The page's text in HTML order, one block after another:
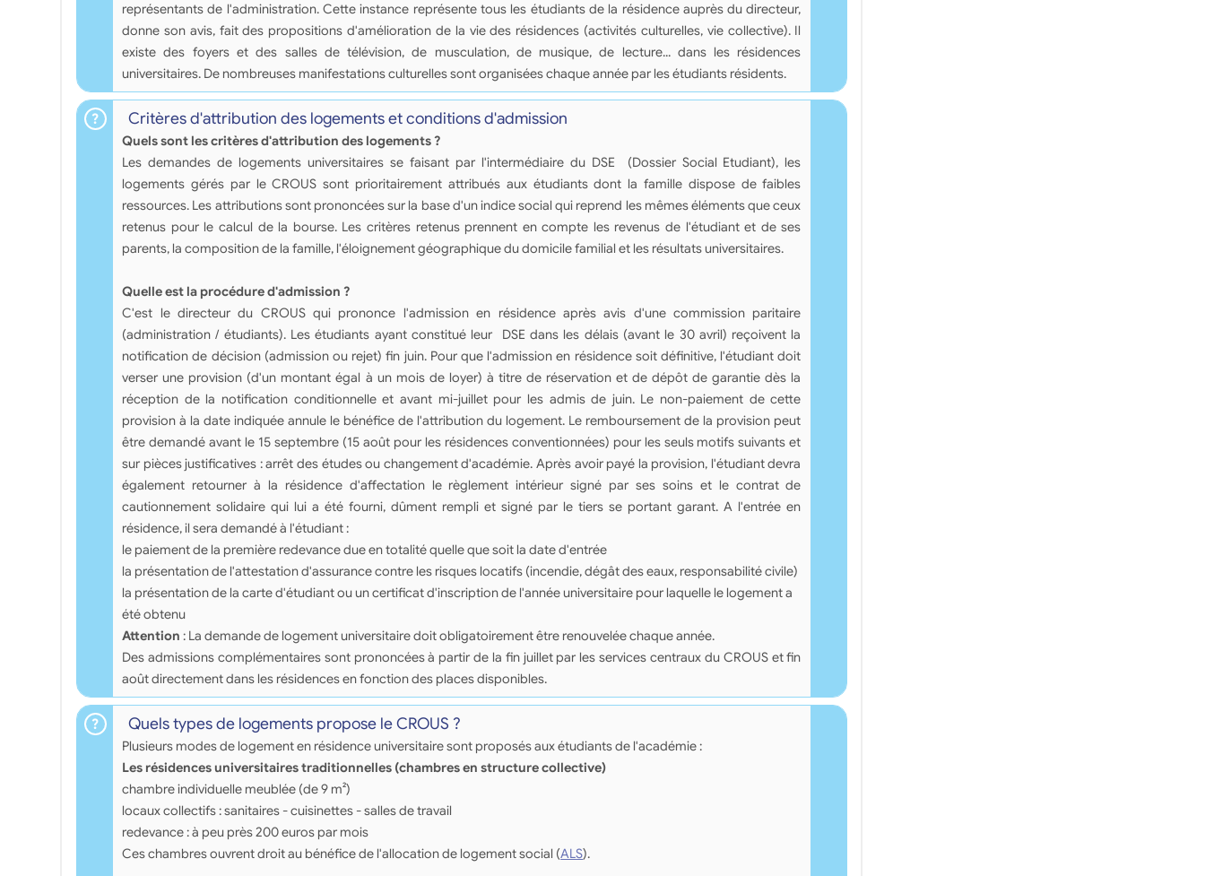
représentants de l'administration. Cette instance représente tous les étudiants de la résidence auprès du directeur,
donne son avis, fait des propositions d'amélioration de la vie des résidences (activités culturelles, vie collective). Il
existe des foyers et des salles de télévision, de musculation, de musique, de lecture... dans les résidences
universitaires. De nombreuses manifestations culturelles sont organisées chaque année par les étudiants résidents.
Critères d'attribution des logements et conditions d'admission
Quels sont les critères d'attribution des logements ?
Les demandes de logements universitaires se faisant par l'intermédiaire du DSE (Dossier Social Etudiant), les
logements gérés par le CROUS sont prioritairement attribués aux étudiants dont la famille dispose de faibles
ressources. Les attributions sont prononcées sur la base d'un indice social qui reprend les mêmes éléments que ceux
retenus pour le calcul de la bourse. Les critères retenus prennent en compte les revenus de l'étudiant et de ses
parents, la composition de la famille, l'éloignement géographique du domicile familial et les résultats universitaires.
Quelle est la procédure d'admission ?
C'est le directeur du CROUS qui prononce l'admission en résidence après avis d'une commission paritaire
(administration / étudiants). Les étudiants ayant constitué leur DSE dans les délais (avant le 30 avril) reçoivent la
notification de décision (admission ou rejet) fin juin. Pour que l'admission en résidence soit définitive, l'étudiant doit
verser une provision (d'un montant égal à un mois de loyer) à titre de réservation et de dépôt de garantie dès la
réception de la notification conditionnelle et avant mi-juillet pour les admis de juin. Le non-paiement de cette
provision à la date indiquée annule le bénéfice de l'attribution du logement. Le remboursement de la provision peut
être demandé avant le 15 septembre (15 août pour les résidences conventionnées) pour les seuls motifs suivants et
sur pièces justificatives : arrêt des études ou changement d'académie. Après avoir payé la provision, l'étudiant devra
également retourner à la résidence d'affectation le règlement intérieur signé par ses soins et le contrat de
cautionnement solidaire qui lui a été fourni, dûment rempli et signé par le tiers se portant garant. A l'entrée en
résidence, il sera demandé à l'étudiant :
le paiement de la première redevance due en totalité quelle que soit la date d'entrée
la présentation de l'attestation d'assurance contre les risques locatifs (incendie, dégât des eaux, responsabilité civile)
la présentation de la carte d'étudiant ou un certificat d'inscription de l'année universitaire pour laquelle le logement a
été obtenu
Attention : La demande de logement universitaire doit obligatoirement être renouvelée chaque année.
Des admissions complémentaires sont prononcées à partir de la fin juillet par les services centraux du CROUS et fin
août directement dans les résidences en fonction des places disponibles.
Quels types de logements propose le CROUS ?
Plusieurs modes de logement en résidence universitaire sont proposés aux étudiants de l'académie :
Les résidences universitaires traditionnelles (chambres en structure collective)
chambre individuelle meublée (de 9 m²)
locaux collectifs : sanitaires - cuisinettes - salles de travail
redevance : à peu près 200 euros par mois
Ces chambres ouvrent droit au bénéfice de l'allocation de logement social (ALS).